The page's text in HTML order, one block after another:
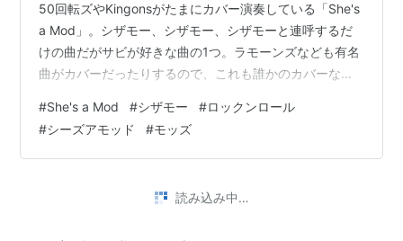
50回転ズやKingonsがたまにカバー演奏している「She's
a Mod」。シザモー、シザモー、シザモーと連呼するだ
けの曲だがサビが好きな曲の1つ。ラモーンズなども有名
曲がカバーだったりするので、これも誰かのカバーなの
い 日本語で曲名などを入れても何も出てこない。THE
MODSのことばかりでてくる。英語で検索すると、
Wikipediaを見つけた。 Ray Columbus & the Invaders -
#She's a Mod #シザモー #ロックンロール
#シーズアモッド #モッズ
5年前